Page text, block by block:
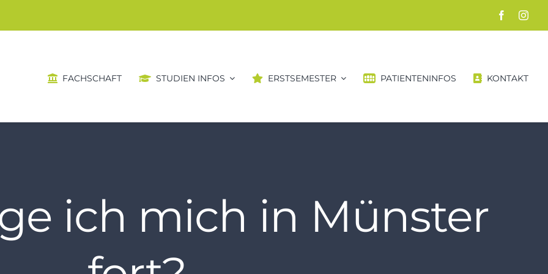
FACHSCHAFT STUDIEN INFOS ERSTSEMESTER PATIENTENINFOS KONTAKT
ich mich in Münster